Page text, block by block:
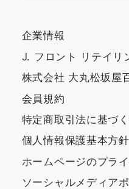
企業情報
J. フロント リテイリ
株式会社 大丸松坂屋
会員規約
特定商取引法に基づ
個人情報保護基本方針
ホームページのプラ
ソーシャルメディア